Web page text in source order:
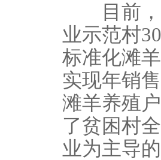
目前，
业示范村
标准化滩
实现年销
滩羊养殖
了贫困村
业为主导